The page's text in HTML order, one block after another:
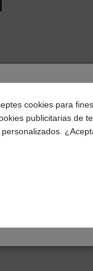
deseas
tu ubicación
impuestos
cookies para
publicitarias de